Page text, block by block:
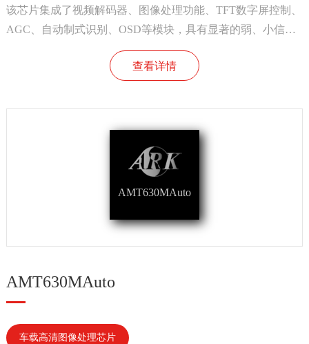
该芯片集成了视频解码器、图像处理功能、TFT数字屏控制、
AGC、自动制式识别、OSD等模块，具有显著的弱、小信号
处理能力。该芯片主要应用于倒车显示器、可视门铃及其他
视频解码与显示产品。
查看详情
AMT630MAuto
AMT630MAuto
车载高清图像处理芯片